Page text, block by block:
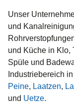
Unser
und
und Küche in Klo,
Spüle und
Industriebereich
Peine, Laatzen,
und Uetze.